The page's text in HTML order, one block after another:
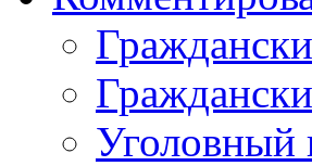
Уголовный